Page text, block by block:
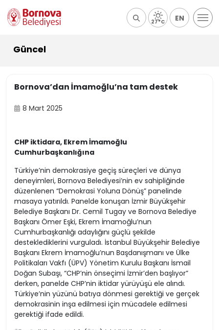
27°C EN
Güncel
Bornova’dan İmamoğlu’na tam destek
8 Mart 2025
CHP iktidara, Ekrem İmamoğlu
Cumhurbaşkanlığına
Türkiye’nin demokrasiye geçiş süreçleri ve dünya
deneyimleri, Bornova Belediyesi’nin ev sahipliğinde
düzenlenen “Demokrasi Yoluna Dönüş” panelinde
masaya yatırıldı. Panelde konuşan İzmir Büyükşehir
Belediye Başkanı Dr. Cemil Tugay ve Bornova Belediye
Başkanı Ömer Eşki, Ekrem İmamoğlu’nun
Cumhurbaşkanlığı adaylığını güçlü şekilde
desteklediklerini vurguladı. İstanbul Büyükşehir Belediye
Başkanı Ekrem İmamoğlu’nun Başdanışmanı ve Ülke
Politikaları Vakfı (ÜPV) Yönetim Kurulu Başkanı İsmail
Doğan Subaşı, “CHP’nin önseçimi İzmir’den başlıyor”
derken, panelde CHP’nin iktidar yürüyüşü ele alındı.
Türkiye’nin yüzünü batıya dönmesi gerektiği ve gerçek
demokrasinin inşa edilmesi için mücadele edilmesi
gerektiği ifade edildi.